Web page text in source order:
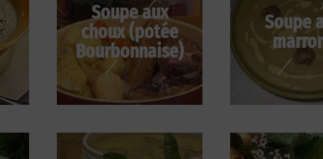
Soupe aux
choux (potée
Bourbonnaise)
Soupe